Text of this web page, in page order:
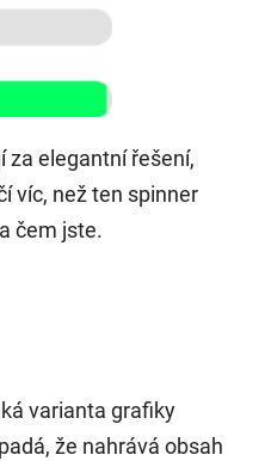
za elegantní řešení,
víc, než ten spinner
čem jste.
varianta grafiky
že nahrává obsah